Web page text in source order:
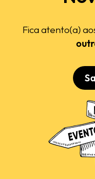
Fica atento(a)